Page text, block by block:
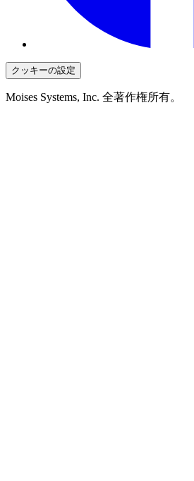
クッキーの設定
Moises Systems, Inc. 全著作権所有。